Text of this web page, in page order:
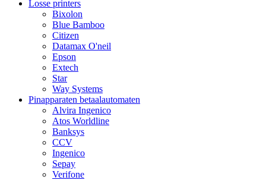
Losse printers
Bixolon
Blue Bamboo
Citizen
Datamax O'neil
Epson
Extech
Star
Way Systems
Pinapparaten betaalautomaten
Alvira Ingenico
Atos Worldline
Banksys
CCV
Ingenico
Sepay
Verifone